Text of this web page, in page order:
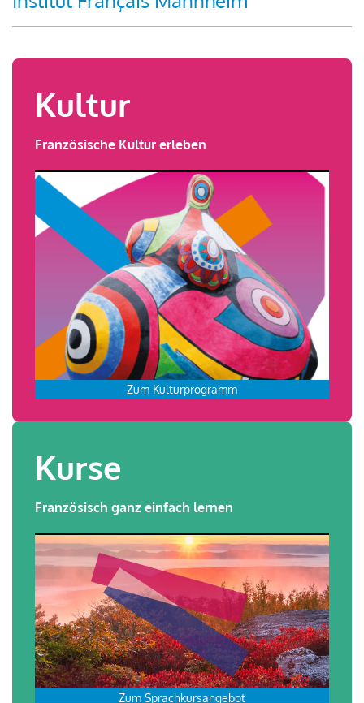
Kultur
Französische Kultur erleben
Zum Kulturprogramm
Kurse
Französisch ganz einfach lernen
Zum Sprachkursangebot